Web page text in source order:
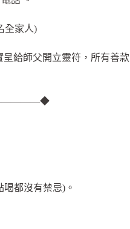
全家人)
給師父開立靈符，所有善
都沒有禁忌)。